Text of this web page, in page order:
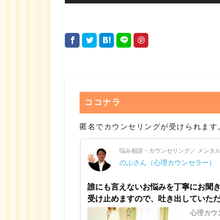
ココナラ
匿名でカウンセリングが受けられます